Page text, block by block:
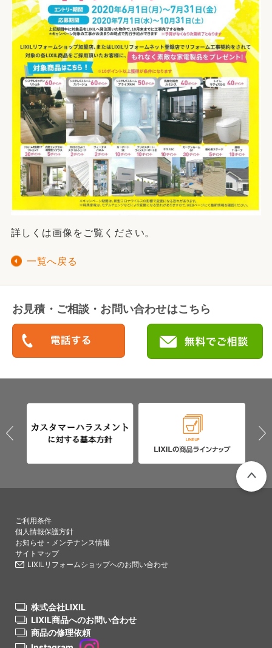
詳しくは画像をご覧ください。
一覧へ戻る
お見積・ご相談・お問い合わせはこちら
ご利用条件
個人情報保護方針
お知らせ・メンテナンス情報
サイトマップ
LIXILリフォームショップへのお問い合わせ
株式会社LIXIL
LIXIL商品へのお問い合わせ
商品の修理依頼